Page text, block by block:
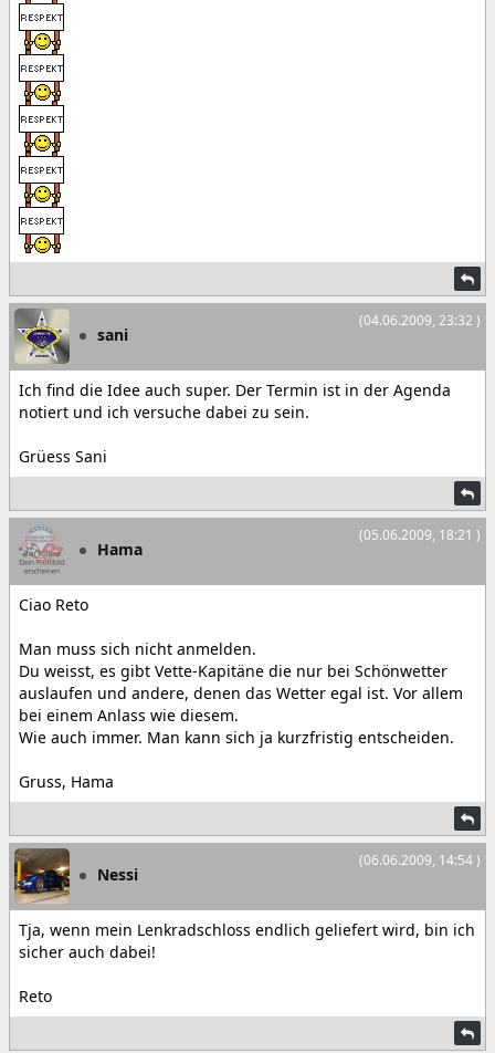
(04.06.2009, 23:32 )
sani
Ich find die Idee auch super. Der Termin ist in der Agenda
notiert und ich versuche dabei zu sein.
Grüess Sani
(05.06.2009, 18:21 )
Hama
Ciao Reto
Man muss sich nicht anmelden.
Du weisst, es gibt Vette-Kapitäne die nur bei Schönwetter
auslaufen und andere, denen das Wetter egal ist. Vor allem
bei einem Anlass wie diesem.
Wie auch immer. Man kann sich ja kurzfristig entscheiden.
Gruss, Hama
(06.06.2009, 14:54 )
Nessi
Tja, wenn mein Lenkradschloss endlich geliefert wird, bin ich
sicher auch dabei!
Reto